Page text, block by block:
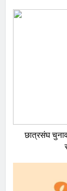
छात्रसंघ चुनाव